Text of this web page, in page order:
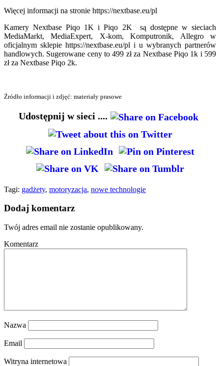
Więcej informacji na stronie https://nextbase.eu/pl
Kamery Nextbase Piqo 1K i Piqo 2K są dostępne w sieciach
MediaMarkt, MediaExpert, X-kom, Komputronik, Allegro w
oficjalnym sklepie https://nextbase.eu/pl i u wybranych partnerów
handlowych. Sugerowane ceny to 499 zł za Nextbase Piqo 1k i 599
zł za Nextbase Piqo 2k.
Źródło informacji i zdjęć: materiały prasowe
Udostępnij w sieci ....
Tagi: gadżety, motoryzacja, nowe technologie
Dodaj komentarz
Twój adres email nie zostanie opublikowany.
Komentarz
Nazwa
Email
Witryna internetowa